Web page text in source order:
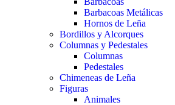
Barbacoas Metálicas
Hornos de Leña
Bordillos y Alcorques
Columnas y Pedestales
Columnas
Pedestales
Chimeneas de Leña
Figuras
Animales